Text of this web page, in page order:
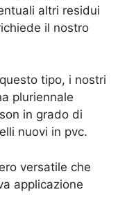
altri residui
il nostro
tipo, i nostri
pluriennale
in grado di
nuovi in pvc.
versatile che
applicazione